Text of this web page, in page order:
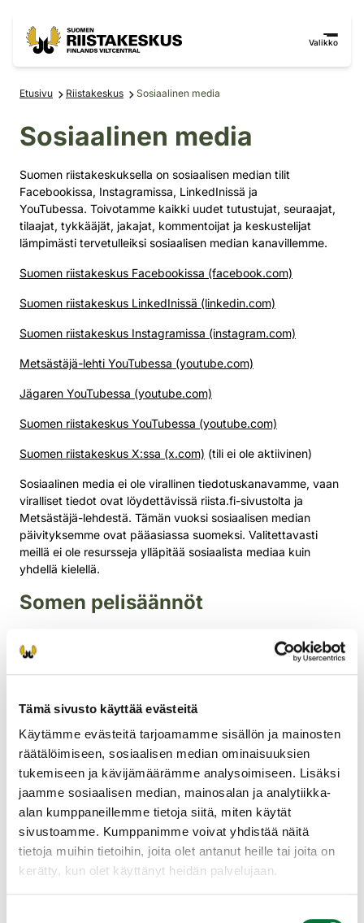
Tämä sivusto käyttää evästeitä
Käytämme evästeitä tarjoamamme sisällön ja mainosten
räätälöimiseen, sosiaalisen median ominaisuuksien
tukemiseen ja kävijämäärämme analysoimiseen. Lisäksi
jaamme sosiaalisen median, mainosalan ja analytiikka-
alan kumppaneillemme tietoja siitä, miten käytät
sivustoamme. Kumppanimme voivat yhdistää näitä
tietoja muihin tietoihin, joita olet antanut heille tai joita on
kerätty, kun olet käyttänyt heidän palvelujaan.
Valikko
Etusivu Riistakeskus Sosiaalinen media
Sosiaalinen media
Suomen riistakeskuksella on sosiaalisen median tilit
Facebookissa, Instagramissa, LinkedInissä ja
YouTubessa. Toivotamme kaikki uudet tutustujat, seuraajat,
tilaajat, tykkääjät, jakajat, kommentoijat ja keskustelijat
lämpimästi tervetulleiksi sosiaalisen median kanavillemme.
Suomen riistakeskus Facebookissa (facebook.com)
Suomen riistakeskus LinkedInissä (linkedin.com)
Suomen riistakeskus Instagramissa (instagram.com)
Metsästäjä-lehti YouTubessa (youtube.com)
Jägaren YouTubessa (youtube.com)
Suomen riistakeskus YouTubessa (youtube.com)
Suomen riistakeskus X:ssa (x.com) (tili ei ole aktiivinen)
Sosiaalinen media ei ole virallinen tiedotuskanavamme, vaan
viralliset tiedot ovat löydettävissä riista.fi-sivustolta ja
Metsästäjä-lehdestä. Tämän vuoksi sosiaalisen median
päivityksemme ovat pääasiassa suomeksi. Valitettavasti
meillä ei ole resursseja ylläpitää sosiaalista mediaa kuin
yhdellä kielellä.
Somen pelisäännöt
sen lakisääteisiin tehtäviin kuuluvan tiedottamisen kanaviksi.
sallittua:
Henkilökohtaisuuksiin meneminen, loukkaava puhe,
tahallinen väärinymmärtäminen
Tuotteiden, tapahtumien tai palveluiden myynti ja
markkinointi sekä poliittinen mainonta
Kiroilu, alatyylinen kieli ja ”huutaminen”
Julkaisun aiheeseen liittymätön keskustelu
Roskapostiksi luokiteltavat kommentit